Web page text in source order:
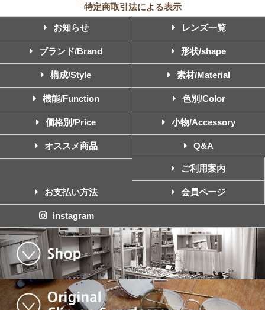
特定商取引法による表示
お知らせ レンズ一覧
ブランド/Brand 形状/shape
構成/Style 素材/Material
機能/Function 色別/Color
価格別/Price 小物/Accessory
オススメ商品 Q&A
ご利用案内
お支払い方法 会員ページ
instagram